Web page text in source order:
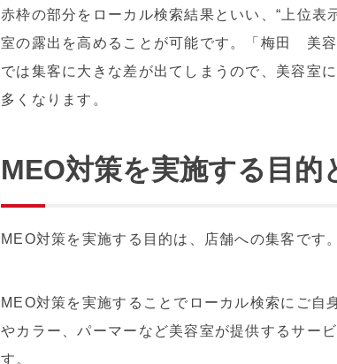
赤枠の部分をローカル検索結果といい、“上位表
室の露出を高めることが可能です。「梅田 美
では集客に大きな差が出てしまうので、美容室
多くなります。
MEO対策を実施する目的
MEO対策を実施する目的は、店舗への集客です。
MEO対策を実施することでローカル検索にご自
やカラー、パーマーなど美容室が提供するサー
す。